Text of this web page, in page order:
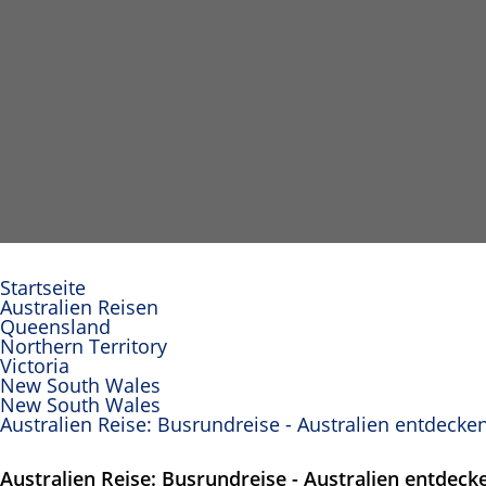
Startseite
Australien Reisen
Queensland
Northern Territory
Victoria
New South Wales
New South Wales
Australien Reise: Busrundreise - Australien
Australien Reise: Busrundreise - Australien